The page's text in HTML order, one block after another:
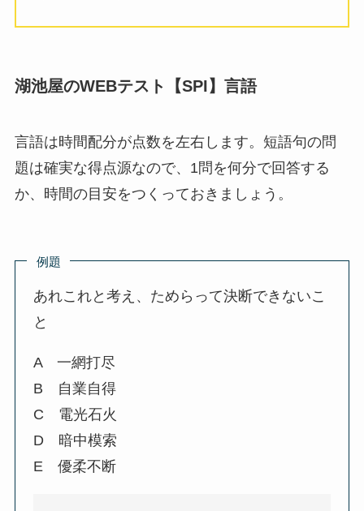
湖池屋のWEBテスト【SPI】言語
言語は時間配分が点数を左右します。短語句の問
題は確実な得点源なので、1問を何分で回答する
か、時間の目安をつくっておきましょう。
例題
あれこれと考え、ためらって決断できないこ
と
A 一網打尽
B 自業自得
C 電光石火
D 暗中模索
E 優柔不断